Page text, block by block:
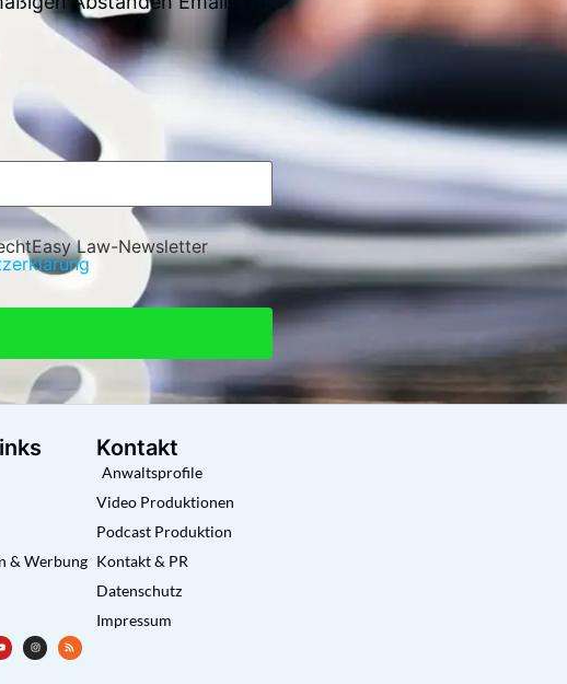
Law-Newsletter
& Werbung
Kontakt
Anwaltsprofile
Video Produktionen
Podcast Produktion
Kontakt & PR
Datenschutz
Impressum